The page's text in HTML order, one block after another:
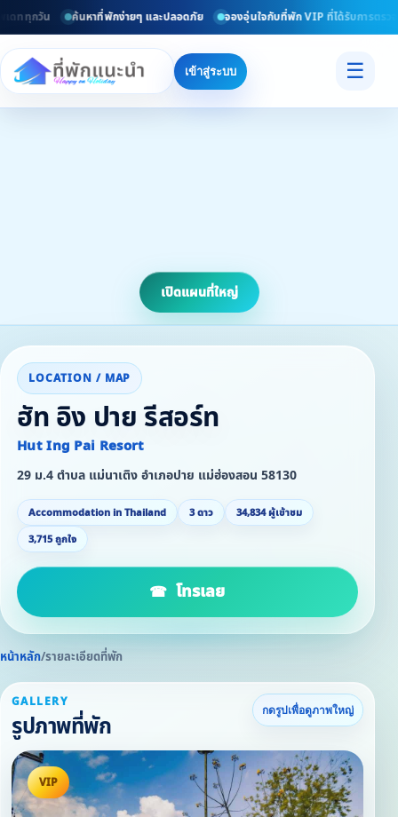
ททุกวัน ค้นหาที่พักง่ายๆ และปลอดภัย จองอุ่นใจกับที่พัก VIP ที่ได้รับการตรวจส
เข้าสู่ระบบ ☰
เปิดแผนที่ใหญ่
LOCATION / MAP
ฮัท อิง ปาย รีสอร์ท
Hut Ing Pai Resort
29 ม.4 ตำบล แม่นาเติง อำเภอปาย แม่ฮ่องสอน 58130
Accommodation in Thailand 3 ดาว
34,834 ผู้เข้าชม
3,715 ถูกใจ
โทรเลย
หน้าหลัก/รายละเอียดที่พัก
GALLERY
รูปภาพที่พัก
กดรูปเพื่อดูภาพใหญ่
VIP